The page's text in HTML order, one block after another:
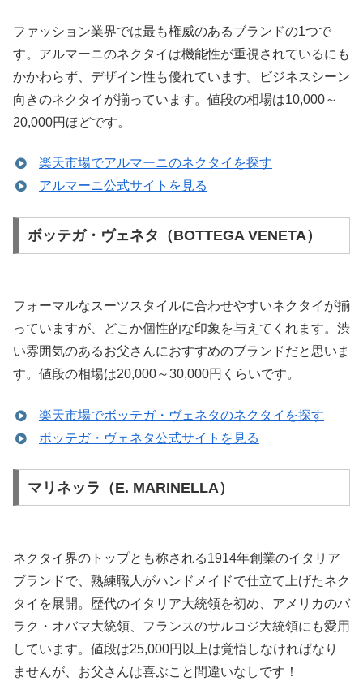
ファッション業界では最も権威のあるブランドの1つで
す。アルマーニのネクタイは機能性が重視されているにも
かかわらず、デザイン性も優れています。ビジネスシーン
向きのネクタイが揃っています。値段の相場は10,000～
20,000円ほどです。
楽天市場でアルマーニのネクタイを探す
アルマーニ公式サイトを見る
ボッテガ・ヴェネタ（BOTTEGA VENETA）
フォーマルなスーツスタイルに合わせやすいネクタイが揃
っていますが、どこか個性的な印象を与えてくれます。渋
い雰囲気のあるお父さんにおすすめのブランドだと思いま
す。値段の相場は20,000～30,000円くらいです。
楽天市場でボッテガ・ヴェネタのネクタイを探す
ボッテガ・ヴェネタ公式サイトを見る
マリネッラ（E. MARINELLA）
ネクタイ界のトップとも称される1914年創業のイタリア
ブランドで、熟練職人がハンドメイドで仕立て上げたネク
タイを展開。歴代のイタリア大統領を初め、アメリカのバ
ラク・オバマ大統領、フランスのサルコジ大統領にも愛用
しています。値段は25,000円以上は覚悟しなければなり
ませんが、お父さんは喜ぶこと間違いなしです！